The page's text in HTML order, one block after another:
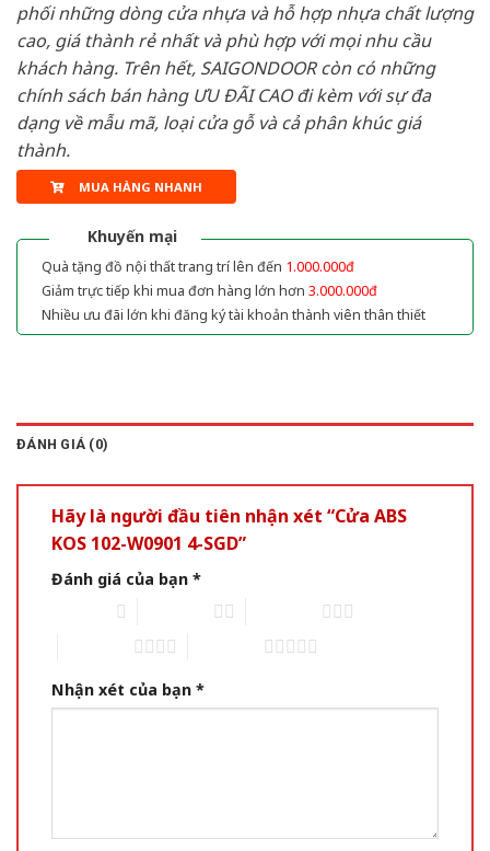
phối những dòng cửa nhựa và hỗ hợp nhựa chất lượng
cao, giá thành rẻ nhất và phù hợp với mọi nhu cầu
khách hàng. Trên hết, SAIGONDOOR còn có những
chính sách bán hàng ƯU ĐÃI CAO đi kèm với sự đa
dạng về mẫu mã, loại cửa gỗ và cả phân khúc giá
thành.
MUA HÀNG NHANH
Khuyến mại
Quà tặng đồ nội thất trang trí lên đến 1.000.000đ
Giảm trực tiếp khi mua đơn hàng lớn hơn 3.000.000đ
Nhiều ưu đãi lớn khi đăng ký tài khoản thành viên thân thiết
ĐÁNH GIÁ (0)
Hãy là người đầu tiên nhận xét “Cửa ABS
KOS 102-W0901 4-SGD”
Đánh giá của bạn *
Nhận xét của bạn *